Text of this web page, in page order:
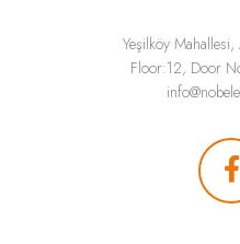
Yeşilköy
Floor:12, Door